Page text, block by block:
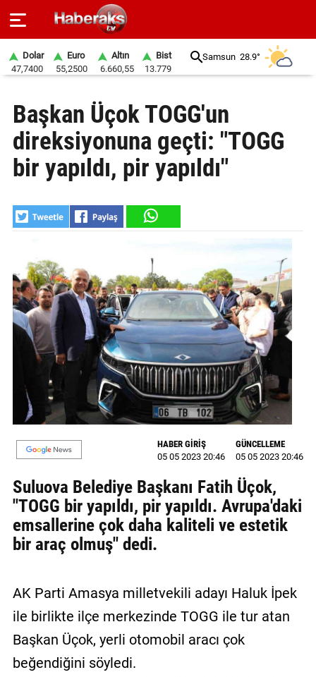
SPOR
YAŞAM
EKONOMİ
BELEDİYELER
SİYASET
EĞİTİM
GALERİ
VİDEO
YAZARLAR
BİZE
ULAŞIN
İletişim
Gizlilik
Sözleşmesi
Sözleşmesi
Dolar
47,7400
Euro
55,2500
Altın
6.660,55
Bist
13.779
Samsun 28.9°
Başkan Üçok TOGG'un
direksiyonuna geçti: "TOGG
bir yapıldı, pir yapıldı"
HABER GİRİŞ
05 05 2023 20:46
GÜNCELLEME
05 05 2023 20:46
Suluova Belediye Başkanı Fatih Üçok,
"TOGG bir yapıldı, pir yapıldı. Avrupa'daki
emsallerine çok daha kaliteli ve estetik
bir araç olmuş" dedi.
AK Parti Amasya milletvekili adayı Haluk İpek
ile birlikte ilçe merkezinde TOGG ile tur atan
Başkan Üçok, yerli otomobil aracı çok
beğendiğini söyledi.